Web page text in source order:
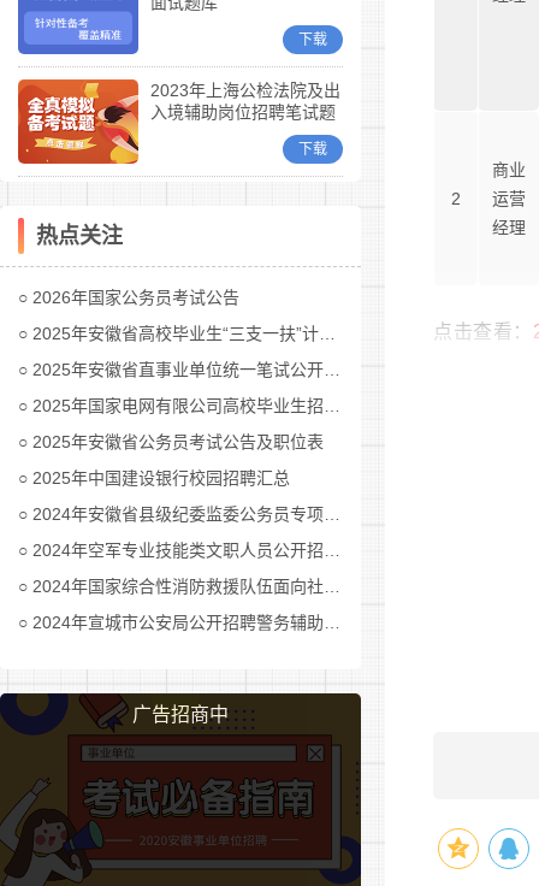
下载
2023年上海公检法院及出
入境辅助岗位招聘笔试题
下载
热点关注
2026年国家公务员考试公告
2025年安徽省高校毕业生“三支一扶”计划招募公告
2025年安徽省直事业单位统一笔试公开招聘工作人员公告
2025年国家电网有限公司高校毕业生招聘公告(第二批)汇总
2025年安徽省公务员考试公告及职位表
2025年中国建设银行校园招聘汇总
2024年安徽省县级纪委监委公务员专项招考公告及职位表汇总
2024年空军专业技能类文职人员公开招考公告
2024年国家综合性消防救援队伍面向社会招录消防员公告
2024年宣城市公安局公开招聘警务辅助人员公告
广告招商中
2
商业
运营
经理
点击查看：